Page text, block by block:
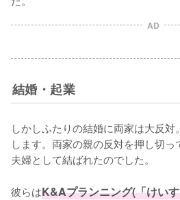
AD
結婚・起業
しかしふたりの結婚に両家は大反
します。両家の親の反対を押し切
夫婦として結ばれたのでした。
彼らはK&Aプランニング(「けい